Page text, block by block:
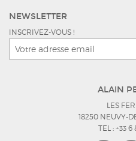
NEWSLETTER
INSCRIVEZ-VOUS !
ALAIN
LES
18250 NEUVY-
TEL : +33 6